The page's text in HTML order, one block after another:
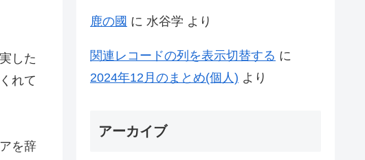
した
れて
を辞
鹿の國 に 水谷学 より
関連レコードの列を表示切替する に
2024年12月のまとめ(個人) より
アーカイブ